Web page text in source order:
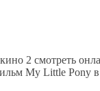
2 смотреть
My Little Pony